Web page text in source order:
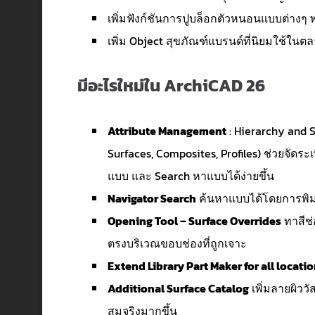
เพิ่มฟังก์ชันการปูบล็อกตัวหนอนแบบต่างๆ
เพิ่ม Object สุขภัณฑ์แบรนด์ที่นิยมใช้ในต
มีอะไรใหม่ใน ArchiCAD 26
Attribute Management: Hierarchy and
Surfaces, Composites, Profiles) ช่วยจัด
แบบ และ Search หาแบบได้ง่ายขึ้น
Navigator Search ค้นหาแบบได้โดยการพิ
Opening Tool – Surface Overridesทาสีช่
ตรงบริเวณขอบช่องที่ถูกเจาะ
Extend Library Part Maker for all
Additional Surface Catalogเพิ่มลายผิววั
สมจริงมากขึ้น